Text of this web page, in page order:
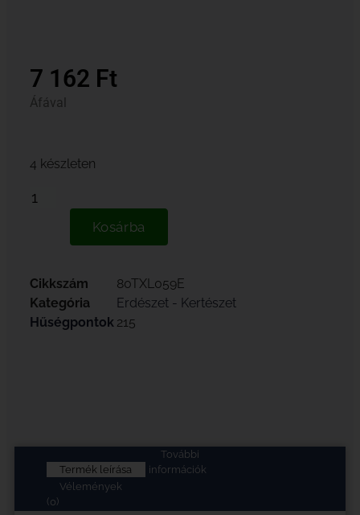
7 162 Ft
Áfával
4 készleten
Kosárba
Cikkszám
80TXL059E
Kategória
Erdészet - Kertészet
Hűségpontok 215
Termék leírása
További
információk
Vélemények
(0)